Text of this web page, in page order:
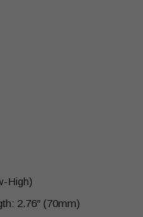
High)
2.76″ (70mm)